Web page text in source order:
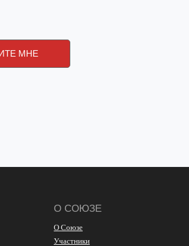
О СОЮЗЕ
О Союзе
Участники